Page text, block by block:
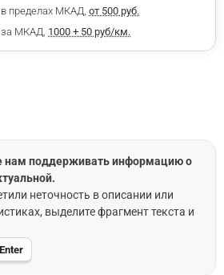
пределах МКАД, от 500 руб.
за МКАД, 1000 + 50 руб/км.
нам поддерживать информацию о
неточность в описании или
выделите фрагмент текста и
Enter